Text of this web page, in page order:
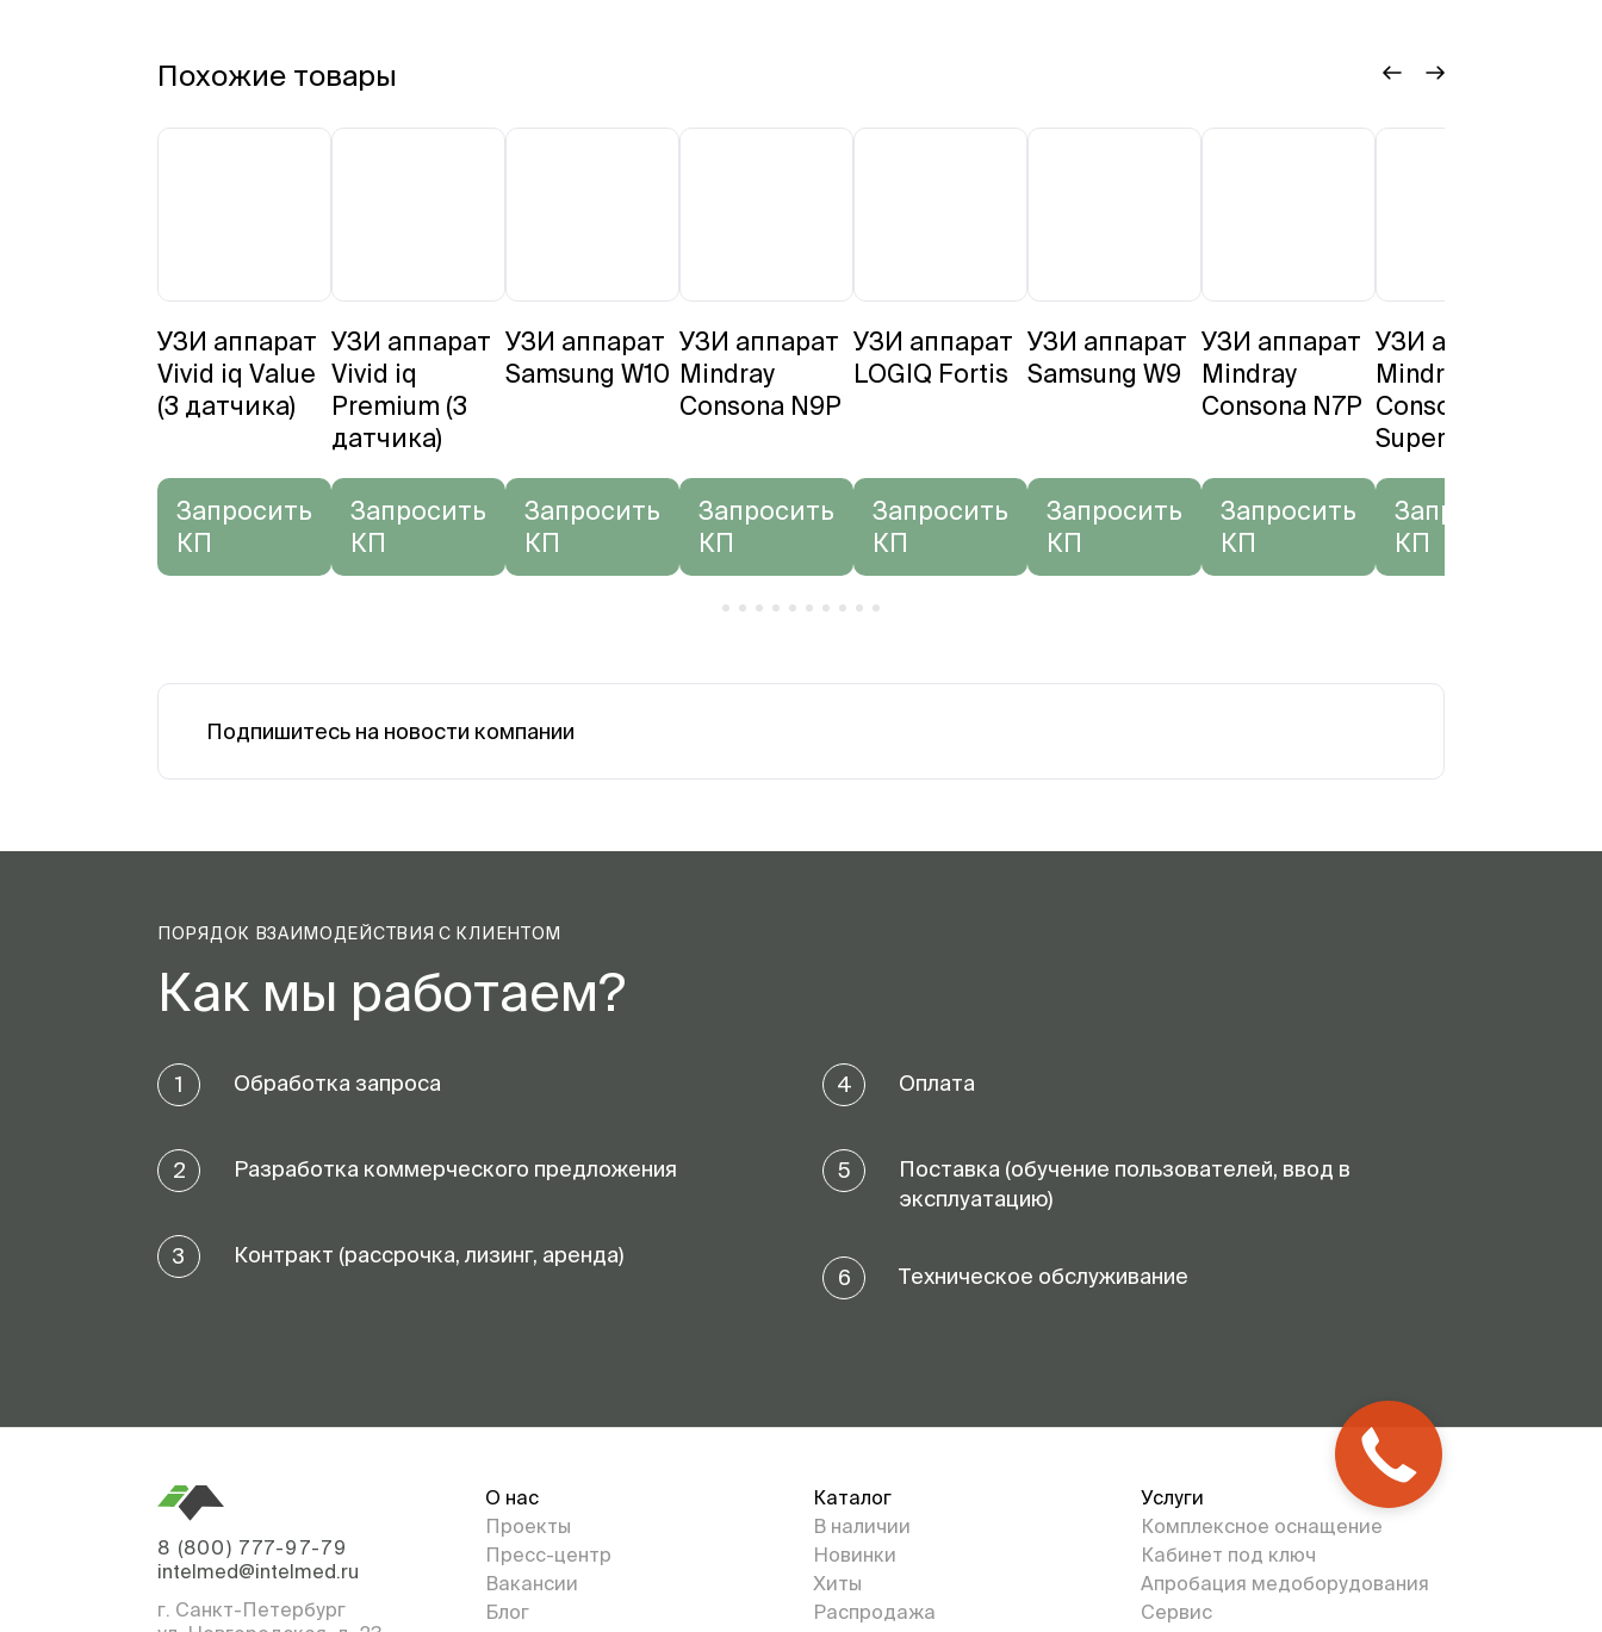
Похожие товары
УЗИ аппарат
Vivid iq Value
(3 датчика)
Запросить
КП
УЗИ аппарат
Vivid iq
Premium (3
датчика)
Запросить
КП
УЗИ аппарат
Samsung W10
Запросить
КП
УЗИ аппарат
Mindray
Consona N9P
Запросить
КП
УЗИ аппарат
LOGIQ Fortis
Запросить
КП
УЗИ аппарат
Samsung W9
Запросить
КП
УЗИ аппарат
Mindray
Consona N7P
Запросить
КП
УЗИ аппарат
Mindray
Consona N9
Super
Запросить
КП
Подпишитесь на новости компании
ПОРЯДОК ВЗАИМОДЕЙСТВИЯ С КЛИЕНТОМ
Как мы работаем?
1 Обработка запроса
2 Разработка коммерческого предложения
3 Контракт (рассрочка, лизинг, аренда)
4 Оплата
5
Поставка (обучение пользователей, ввод в
эксплуатацию)
6 Техническое обслуживание
8 (800) 777-97-79
intelmed@intelmed.ru
г. Санкт-Петербург
О нас
Проекты
Пресс-центр
Вакансии
Блог
Каталог
В наличии
Новинки
Хиты
Распродажа
Услуги
Комплексное оснащение
Кабинет под ключ
Апробация медоборудования
Сервис